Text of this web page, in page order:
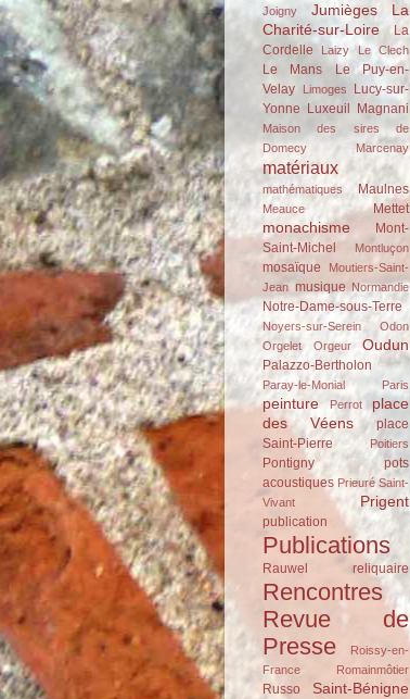
Joigny Jumièges
La
Charité-sur-Loire
La
Cordelle
Laizy Le Clech
Le Mans
Le Puy-en-
Velay
Limoges
Lucy-sur-
Yonne Luxeuil Magnani
Maison des sires de
Domecy
Marcenay
matériaux
mathématiques Maulnes
Meauce Mettet
monachisme
Mont-
Saint-Michel
Montluçon
mosaïque
Moutiers-Saint-
Jean musique Normandie
Notre-Dame-sous-Terre
Noyers-sur-Serein
Odon
Orgelet
Orgeur Oudun
Palazzo-Bertholon
Paray-le-Monial Paris
peinture Perrot
place
des Véens
place
Saint-Pierre
Poitiers
Pontigny
pots
acoustiques Prieuré Saint-
Vivant
Prigent
publication
Publications
Rauwel reliquaire
Rencontres
Revue de
Presse
Roissy-en-
France
Romainmôtier
Russo Saint-Bénigne